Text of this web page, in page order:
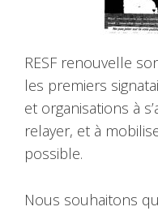
RESF renouvelle
les premiers
et organisations à
relayer, et à
possible.
Nous souhaitons